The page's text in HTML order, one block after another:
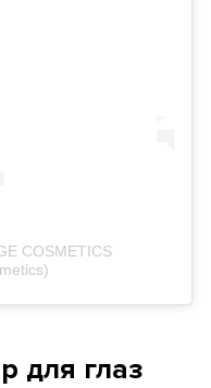
COSMETICS
для глаз